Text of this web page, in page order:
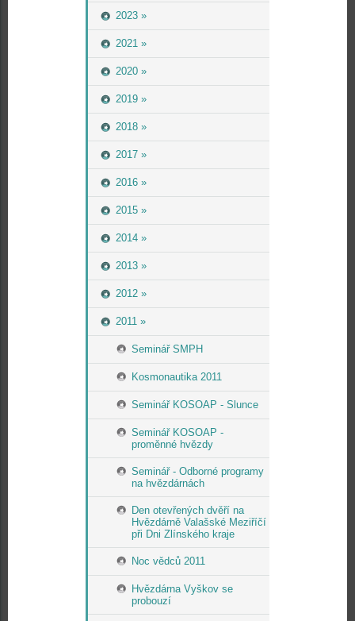
2023 »
2021 »
2020 »
2019 »
2018 »
2017 »
2016 »
2015 »
2014 »
2013 »
2012 »
2011 »
Seminář SMPH
Kosmonautika 2011
Seminář KOSOAP - Slunce
Seminář KOSOAP -
proměnné hvězdy
Seminář - Odborné programy
na hvězdárnách
Den otevřených dvěří na
Hvězdárně Valašské Meziříčí
při Dni Zlínského kraje
Noc vědců 2011
Hvězdárna Vyškov se
probouzí